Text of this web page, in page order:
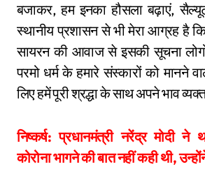
बजाकर, हम इनका हौसला बढ़ाएं,
स्थानीय प्रशासन से भी मेरा आग्रह है
सायरन की आवाज से इसकी सूचना
परमो धर्म के हमारे संस्कारों को मानने
लिए हमें पूरी श्रद्धा के साथ अपने भाव
निष्कर्ष: प्रधानमंत्री नरेंद्र मोदी ने
कोरोना भागने की बात नहीं कही थी,